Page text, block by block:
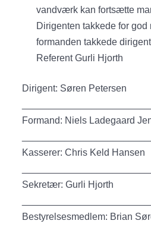
vandværk kan fortsætte
Dirigenten takkede for god
formanden takkede
Referent Gurli Hjorth
Dirigent: Søren Petersen
Formand: Niels Ladegaard
Kasserer: Chris Keld Hansen
Sekretær: Gurli Hjorth
Bestyrelsesmedlem: Brian